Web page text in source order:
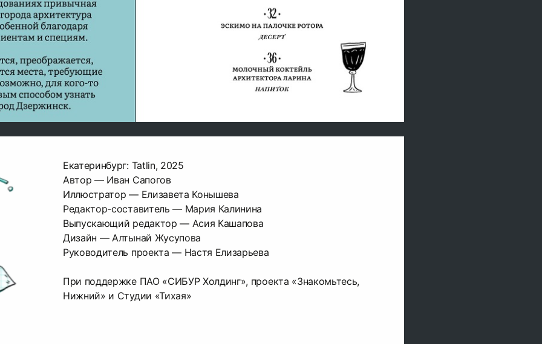
Екатеринбург: Tatlin, 2025
Автор — Иван Сапогов
Иллюстратор — Елизавета Конышева
Редактор-составитель — Мария Калинина
Выпускающий редактор — Асия Кашапова
Дизайн — Алтынай Жусупова
Руководитель проекта — Настя Елизарьева
При поддержке ПАО «СИБУР Холдинг», проекта «Знакомьтесь,
Нижний» и Студии «Тихая»